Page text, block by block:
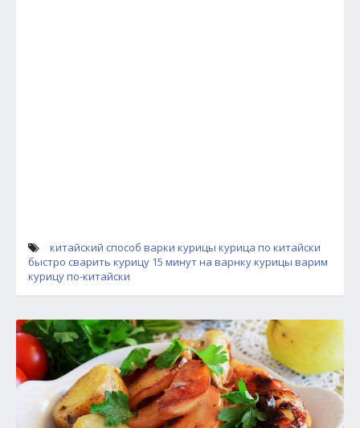
китайский способ варки курицы курица по китайски
быстро сварить курицу 15 минут на варнку курицы варим
курицу по-китайски